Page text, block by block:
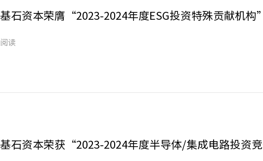
基石资本荣膺“2023-2024年度ESG投资特殊贡献机构”
阅读